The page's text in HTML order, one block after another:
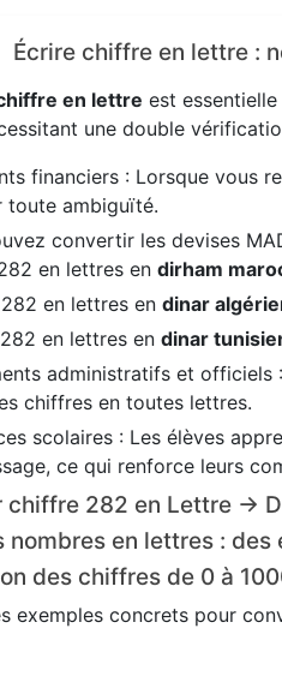
Écrire chiffre en lettre :
en lettre est
une double
financiers : Lorsque vous
toute ambiguïté.
convertir les devises
en lettres en dirham
en lettres en dinar
en lettres en dinar
administratifs et
chiffres en toutes lettres.
scolaires : Les élèves
ce qui renforce leurs
chiffre 282 en Lettre →
nombres en lettres :
des chiffres de 0 à
exemples concrets pour